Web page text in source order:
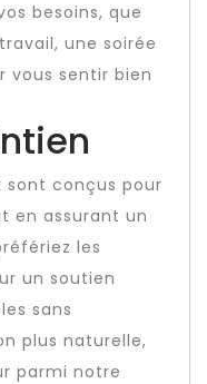
besoins, que
une soirée
vous sentir bien
sont conçus pour
en assurant un
les
un soutien
sans
plus naturelle,
parmi notre